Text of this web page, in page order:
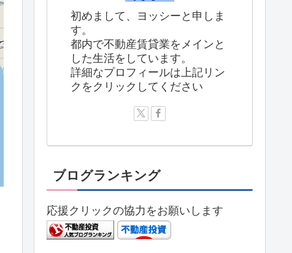
初めまして、ヨッシーと申しま
す。
都内で不動産賃貸業をメインと
した生活をしています。
詳細なプロフィールは上記リン
クをクリックしてください
ブログランキング
応援クリックの協力をお願いします